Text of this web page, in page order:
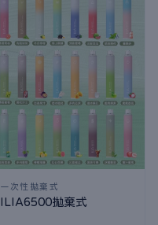
一次性拋棄式
ILIA6500拋棄式